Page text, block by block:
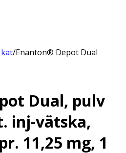
/Enanton® Depot Dual
Dual, pulv
inj-vätska,
11,25 mg, 1